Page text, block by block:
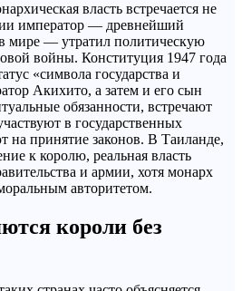
власть встречается не
император — древнейший
мире — утратил политическую
войны. Конституция 1947 года
«символа государства и
Акихито, а затем и его сын
обязанности, встречают
в государственных
на принятие законов. В Таиланде,
к королю, реальная власть
и армии, хотя монарх
авторитетом.
короли без